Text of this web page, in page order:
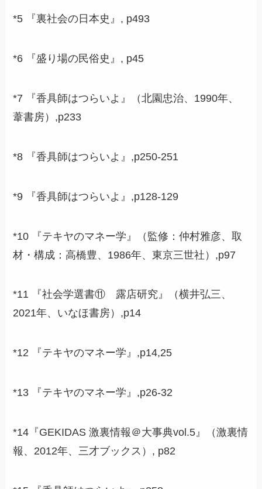
*5 『裏社会の日本史』, p493
*6 『盛り場の民俗史』, p45
*7 『香具師はつらいよ』（北園忠治、1990年、
葦書房）,p233
*8 『香具師はつらいよ』,p250-251
*9 『香具師はつらいよ』,p128-129
*10 『テキヤのマネー学』（監修：仲村雅彦、取
材・構成：高橋豊、1986年、東京三世社）,p97
*11 『社会学選書⑪ 露店研究』（横井弘三、
2021年、いなほ書房）,p14
*12 『テキヤのマネー学』,p14,25
*13 『テキヤのマネー学』,p26-32
*14『GEKIDAS 激裏情報＠大事典vol.5』（激裏情
報、2012年、三才ブックス）, p82